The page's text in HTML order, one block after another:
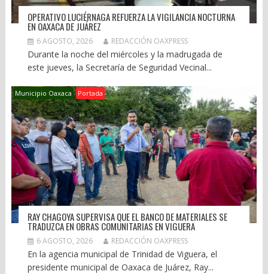
OPERATIVO LUCIÉRNAGA REFUERZA LA VIGILANCIA NOCTURNA
EN OAXACA DE JUÁREZ
6 AGOSTO, 2026 REDACCIÓN OAXPRESS
Durante la noche del miércoles y la madrugada de
este jueves, la Secretaría de Seguridad Vecinal...
Municipio Oaxaca Portada
RAY CHAGOYA SUPERVISA QUE EL BANCO DE MATERIALES SE
TRADUZCA EN OBRAS COMUNITARIAS EN VIGUERA
6 AGOSTO, 2026 REDACCIÓN OAXPRESS
En la agencia municipal de Trinidad de Viguera, el
presidente municipal de Oaxaca de Juárez, Ray...